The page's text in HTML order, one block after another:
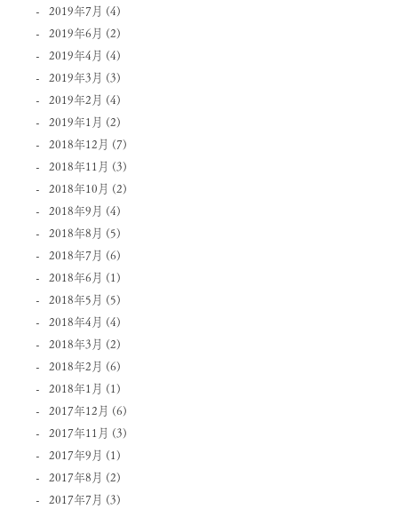
2019年7月 (4)
2019年6月 (2)
2019年4月 (4)
2019年3月 (3)
2019年2月 (4)
2019年1月 (2)
2018年12月 (7)
2018年11月 (3)
2018年10月 (2)
2018年9月 (4)
2018年8月 (5)
2018年7月 (6)
2018年6月 (1)
2018年5月 (5)
2018年4月 (4)
2018年3月 (2)
2018年2月 (6)
2018年1月 (1)
2017年12月 (6)
2017年11月 (3)
2017年9月 (1)
2017年8月 (2)
2017年7月 (3)